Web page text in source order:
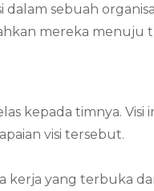
sebuah
mereka menuju
kepada timnya. Visi
visi tersebut.
yang terbuka